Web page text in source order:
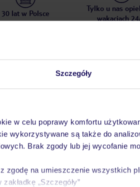
Szczegóły
w celu poprawy komfortu
wykorzystywane są także do
Brak zgody lub jej wycofanie
zgodę na umieszczenie wszystkich
„Szczegóły”
30 lat w Polsce
Tylko u nas
wakacjach
Wyżywienie
Wi-Fi, w recepcji/lobby: bezpłatnie